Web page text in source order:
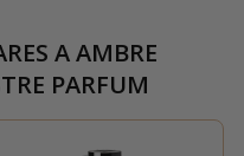
AAMBRE
PARFUM